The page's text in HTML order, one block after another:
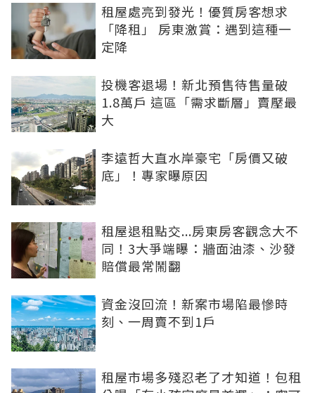
租屋處亮到發光！優質房客想求
「降租」 房東激賞：遇到這種一
定降
投機客退場！新北預售待售量破
1.8萬戶 這區「需求斷層」賣壓最
大
李遠哲大直水岸豪宅「房價又破
底」！專家曝原因
租屋退租點交...房東房客觀念大不
同！3大爭端曝：牆面油漆、沙發
賠償最常鬧翻
資金沒回流！新案市場陷最慘時
刻、一周賣不到1戶
租屋市場多殘忍老了才知道！包租